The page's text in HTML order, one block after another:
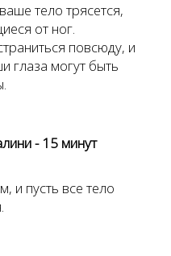
тело трясется,
от ног.
повсюду, и
глаза могут быть
- 15 минут
и пусть все тело